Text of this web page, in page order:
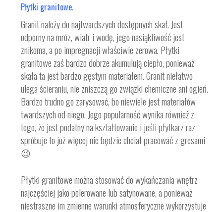
Płytki granitowe.
Granit należy do najtwardszych dostępnych skał. Jest
odporny na mróz, wiatr i wodę, jego nasiąkliwość jest
znikoma, a po impregnacji właściwie zerowa. Płytki
granitowe zaś bardzo dobrze akumulują ciepło, ponieważ
skała ta jest bardzo gęstym materiałem. Granit niełatwo
ulega ścieraniu, nie zniszczą go związki chemiczne ani ogień.
Bardzo trudno go zarysować, bo niewiele jest materiałów
twardszych od niego. Jego popularność wynika również z
tego, że jest podatny na kształtowanie i jeśli płytkarz raz
spróbuje to już więcej nie będzie chciał pracować z gresami
😉
Płytki granitowe można stosować do wykańczania wnętrz
najczęściej jako polerowane lub satynowane, a ponieważ
niestraszne im zmienne warunki atmosferyczne wykorzystuje